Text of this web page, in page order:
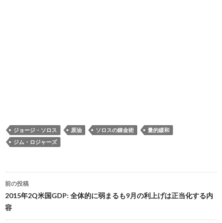
ジョージ・ソロス 原油 ソロスの錬金術
量的緩和
ジム・ロジャーズ
投
稿
ナ
前の投稿
2015年2Q米国GDP: 全体的に弱まるも9月の利上げは正当化する内
容